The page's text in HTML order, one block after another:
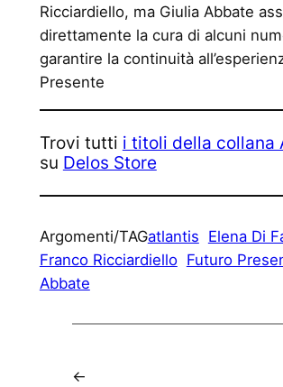
Ricciardiello, ma Giulia Abbate
direttamente la cura di alcuni
garantire la continuità
Presente
Trovi tutti i titoli della collana
su Delos Store
Argomenti/TAGatlantis Elena Di
Franco Ricciardiello Futuro
Abbate
←